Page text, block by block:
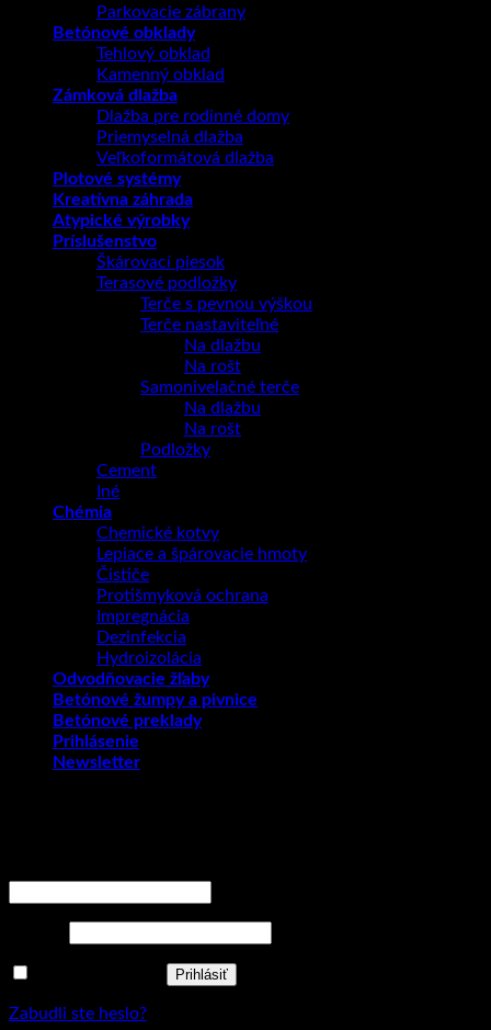
Parkovacie zábrany
Betónové obklady
Tehlový obklad
Kamenný obklad
Zámková dlažba
Dlažba pre rodinné domy
Priemyselná dlažba
Veľkoformátová dlažba
Plotové systémy
Kreatívna záhrada
Atypické výrobky
Príslušenstvo
Škárovací piesok
Terasové podložky
Terče s pevnou výškou
Terče nastaviteľné
Na dlažbu
Na rošt
Samonivelačné terče
Na dlažbu
Na rošt
Podložky
Cement
Iné
Chémia
Chemické kotvy
Lepiace a špárovacie hmoty
Čističe
Protišmyková ochrana
Impregnácia
Dezinfekcia
Hydroizolácia
Odvodňovacie žľaby
Betónové žumpy a pivnice
Betónové preklady
Prihlásenie
Newsletter
Prihlásiť
Zabudli ste heslo?